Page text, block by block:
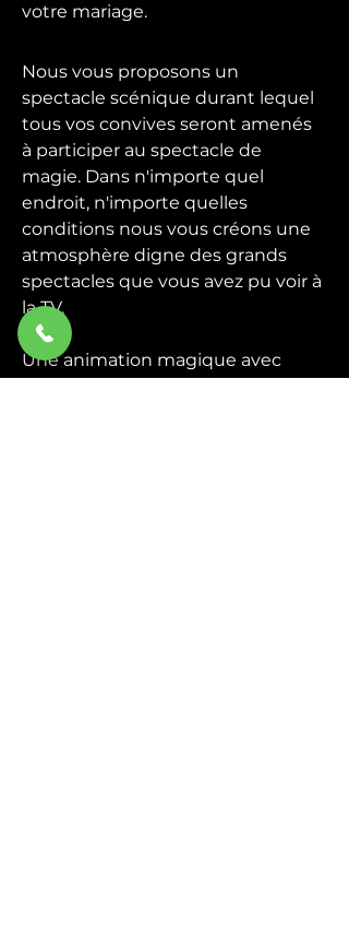
votre mariage.
Nous vous proposons un
spectacle scénique durant lequel
tous vos convives seront amenés
à participer au spectacle de
magie. Dans n'importe quel
endroit, n'importe quelles
conditions nous vous créons une
atmosphère digne des grands
spectacles que vous avez pu voir à
la TV.
Une animation magique avec